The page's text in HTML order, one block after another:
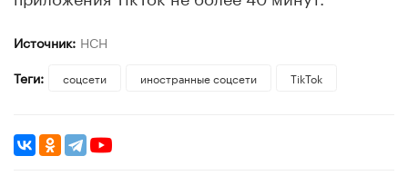
Источник: НСН
Теги:
соцсети иностранные соцсети TikTok